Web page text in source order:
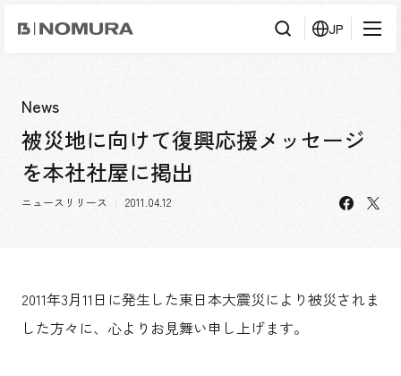
乃
村
工
JP
索
事業内容
事業内容TOP
市場領域
会社概要・アクセス
役員構成・組織図
すべて
アーバン & リテール
採用情報
採用情報TOP
News
被災地に向けて復興応援メッセージ
を本社社屋に掲出
ニュースリリース 2011.04.12 X
2011年3月11日に発生した東日本大震災により被災されま
した方々に、心よりお見舞い申し上げます。